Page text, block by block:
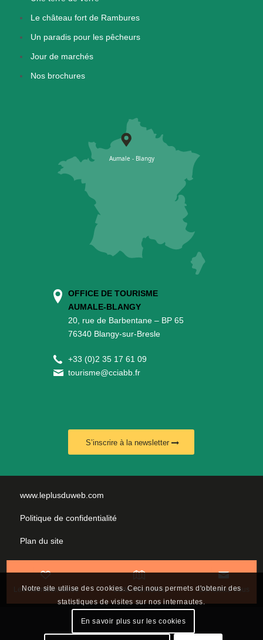
Les incontournables Carte interactive Contactez-nous
Le château fort de Rambures
Un paradis pour les pêcheurs
Jour de marchés
Nos brochures
OFFICE DE TOURISME
AUMALE-BLANGY
20, rue de Barbentane – BP 65
76340 Blangy-sur-Bresle
+33 (0)2 35 17 61 09
tourisme@cciabb.fr
S’inscrire à la newsletter
www.leplusduweb.com
Politique de confidentialité
Plan du site
Nous contacter
Notre site utilise des cookies. Ceci nous permets d'obtenir des
statistiques de visites sur nos internautes.
En savoir plus sur les cookies